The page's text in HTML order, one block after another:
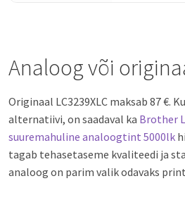
Analoog või
Originaal LC3239XLC maksab 87 €.
alternatiivi, on saadaval ka Brother
suuremahuline analoogtint 5000lk
tagab tehasetaseme kvaliteedi ja
analoog on parim valik odavaks